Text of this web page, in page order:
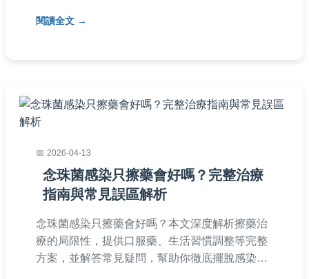
保內容真實可靠。
閱讀全文
2026-04-13
念珠菌感染只擦藥會好嗎？完整治療
指南與常見誤區解析
念珠菌感染只擦藥會好嗎？本文深度解析擦藥治
療的局限性，提供口服藥、生活習慣調整等完整
方案，並解答常見疑問，幫助你徹底擺脫感染困